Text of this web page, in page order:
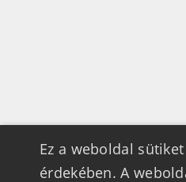
Ez a weboldal
érdekében. A